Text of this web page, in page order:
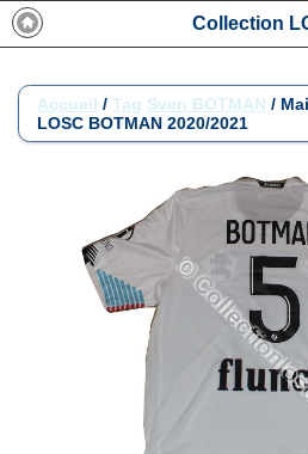
Collection
Accueil / Tag Sven BOTMAN /
LOSC BOTMAN 2020/2021